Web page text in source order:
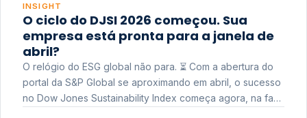
INSIGHT
O ciclo do DJSI 2026 começou. Sua
empresa está pronta para a janela de
abril?
O relógio do ESG global não para. ⏳ Com a abertura do
portal da S&P Global se aproximando em abril, o sucesso
no Dow Jones Sustainability Index começa agora, na fase